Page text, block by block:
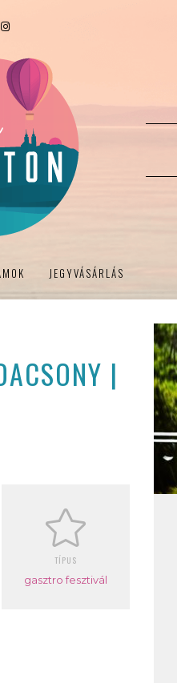
JEGYVÁSÁRLÁS
|
TÍPUS
gasztro fesztivál